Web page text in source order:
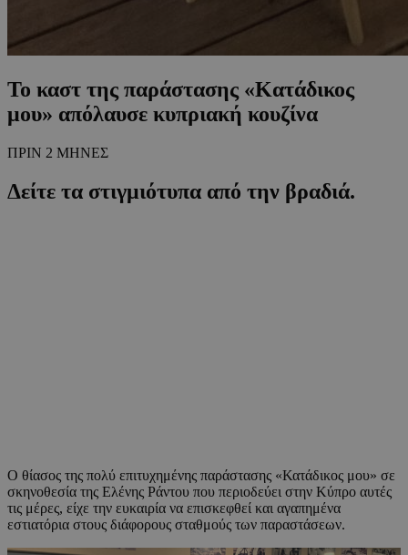
Το καστ της παράστασης «Κατάδικος
μου» απόλαυσε κυπριακή κουζίνα
ΠΡΙΝ 2 ΜΗΝΕΣ
Δείτε τα στιγμιότυπα από την βραδιά.
Ο θίασος της πολύ επιτυχημένης παράστασης «Κατάδικος μου» σε
σκηνοθεσία της Ελένης Ράντου που περιοδεύει στην Κύπρο αυτές
τις μέρες, είχε την ευκαιρία να επισκεφθεί και αγαπημένα
εστιατόρια στους διάφορους σταθμούς των παραστάσεων.